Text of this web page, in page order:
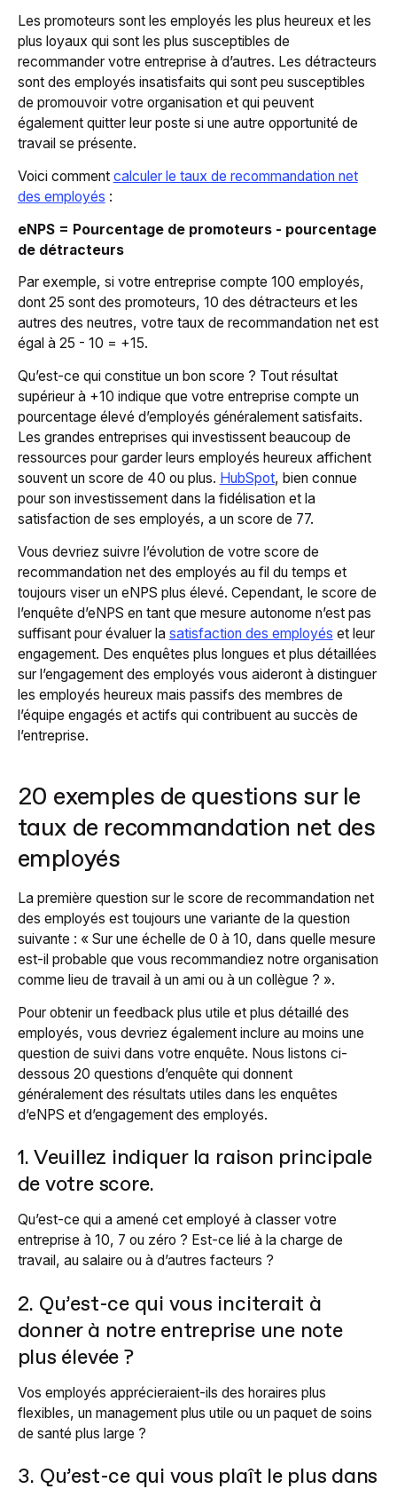
Les promoteurs sont les employés les plus heureux et les
plus loyaux qui sont les plus susceptibles de
recommander votre entreprise à d’autres. Les détracteurs
sont des employés insatisfaits qui sont peu susceptibles
de promouvoir votre organisation et qui peuvent
également quitter leur poste si une autre opportunité de
travail se présente.
Voici comment calculer le taux de recommandation net
des employés :
eNPS = Pourcentage de promoteurs - pourcentage
de détracteurs
Par exemple, si votre entreprise compte 100 employés,
dont 25 sont des promoteurs, 10 des détracteurs et les
autres des neutres, votre taux de recommandation net est
égal à 25 - 10 = +15.
Qu’est-ce qui constitue un bon score ? Tout résultat
supérieur à +10 indique que votre entreprise compte un
pourcentage élevé d’employés généralement satisfaits.
Les grandes entreprises qui investissent beaucoup de
ressources pour garder leurs employés heureux affichent
souvent un score de 40 ou plus. HubSpot, bien connue
pour son investissement dans la fidélisation et la
satisfaction de ses employés, a un score de 77.
Vous devriez suivre l’évolution de votre score de
recommandation net des employés au fil du temps et
toujours viser un eNPS plus élevé. Cependant, le score de
l’enquête d’eNPS en tant que mesure autonome n’est pas
suffisant pour évaluer la satisfaction des employés et leur
engagement. Des enquêtes plus longues et plus détaillées
sur l’engagement des employés vous aideront à distinguer
les employés heureux mais passifs des membres de
l’équipe engagés et actifs qui contribuent au succès de
l’entreprise.
20 exemples de questions sur le
taux de recommandation net des
employés
La première question sur le score de recommandation net
des employés est toujours une variante de la question
suivante : « Sur une échelle de 0 à 10, dans quelle mesure
est-il probable que vous recommandiez notre organisation
comme lieu de travail à un ami ou à un collègue ? ».
Pour obtenir un feedback plus utile et plus détaillé des
employés, vous devriez également inclure au moins une
question de suivi dans votre enquête. Nous listons ci-
dessous 20 questions d’enquête qui donnent
généralement des résultats utiles dans les enquêtes
d’eNPS et d’engagement des employés.
1. Veuillez indiquer la raison principale
de votre score.
Qu’est-ce qui a amené cet employé à classer votre
entreprise à 10, 7 ou zéro ? Est-ce lié à la charge de
travail, au salaire ou à d’autres facteurs ?
2. Qu’est-ce qui vous inciterait à
donner à notre entreprise une note
plus élevée ?
Vos employés apprécieraient-ils des horaires plus
flexibles, un management plus utile ou un paquet de soins
de santé plus large ?
3. Qu’est-ce qui vous plaît le plus dans